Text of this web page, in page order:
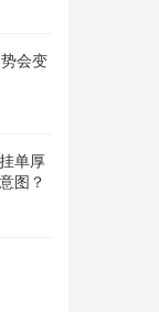
会变
单厚
图？